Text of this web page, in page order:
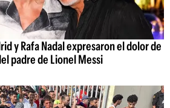
y Rafa Nadal expresaron el dolor de
padre de Lionel Messi